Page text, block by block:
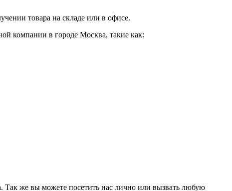
товара на складе или в офисе.
компании в городе Москва, такие как:
Так же вы можете посетить нас лично или вызвать любую